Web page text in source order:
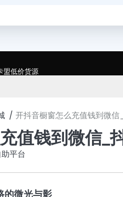
盟低价货源
开抖音橱窗怎么充值钱到微
值钱到微信_
平台
的微光与影